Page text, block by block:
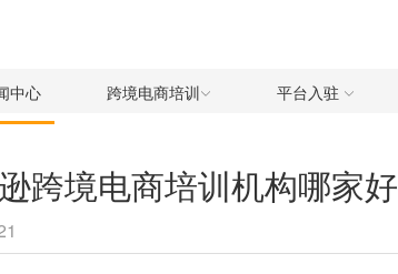
中心 跨境电商培训 平台入驻
跨境电商培训机构哪家好